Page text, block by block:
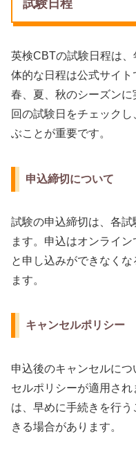
試験日程
英検CBTの試験日程は
体的な日程は公式サイ
春、夏、秋のシーズン
回の試験日をチェック
ぶことが重要です。
申込締切について
試験の申込締切は、各
ます。申込はオンライ
と申し込みができなく
ます。
キャンセルポリシー
申込後のキャンセルに
セルポリシーが適用さ
は、早めに手続きを行
きる場合があります。